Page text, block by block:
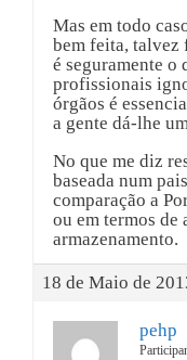
Mas em todo
bem feita, talvez
é seguramente o
profissionais
órgãos é
a gente dá-lhe
No que me diz
baseada num
comparação a
ou em termos de
armazenamento.
18 de Maio de
pehp